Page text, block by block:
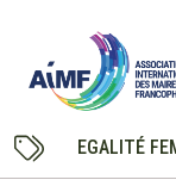
EGALITÉ